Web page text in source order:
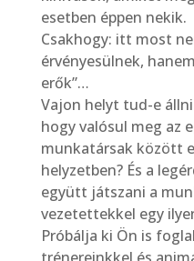
esetben éppen nekik.
Csakhogy: itt most
érvényesülnek,
erők”…
Vajon helyt tud-e
hogy valósul meg az
munkatársak között
helyzetben? És a
együtt játszani a
vezetettekkel egy
Próbálja ki Ön is